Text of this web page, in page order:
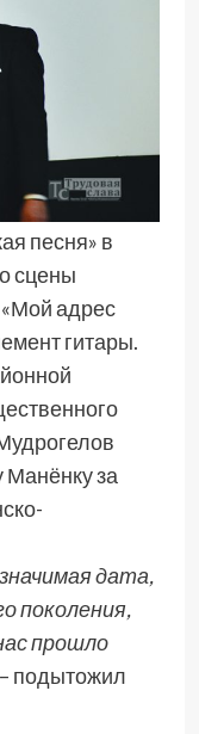
песня» в
сцены
адрес
гитары.
Манёнку за
дата,
поколения,
прошло
подытожил